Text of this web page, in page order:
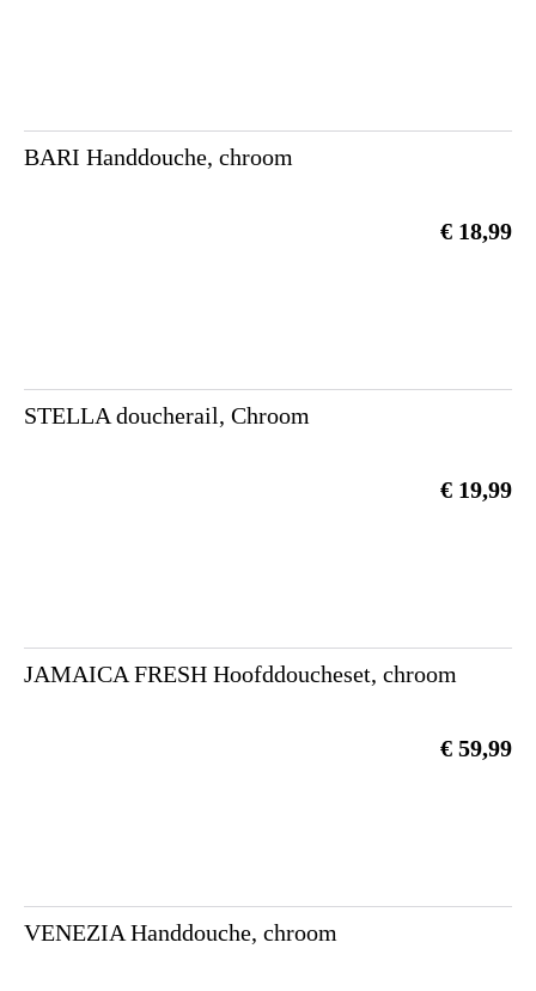
BARI Handdouche, chroom
€ 18,99
STELLA doucherail, Chroom
€ 19,99
JAMAICA FRESH Hoofddoucheset, chroom
€ 59,99
VENEZIA Handdouche, chroom